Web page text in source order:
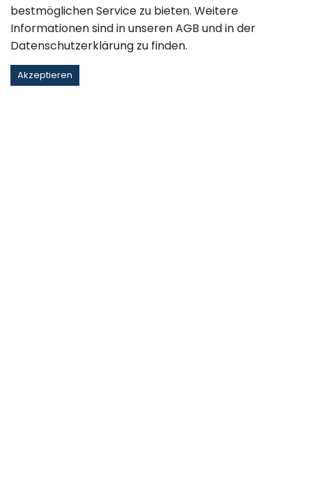
bestmöglichen Service zu bieten. Weitere
Informationen sind in unserenAGB und in der
Datenschutzerklärung zu finden.
Akzeptieren